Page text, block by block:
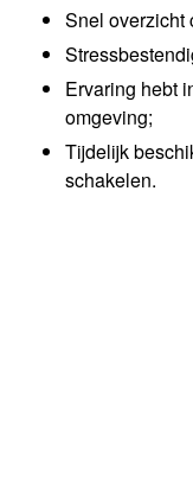
Snel overzicht
Ervaring hebt
omgeving;
Tijdelijk
schakelen.